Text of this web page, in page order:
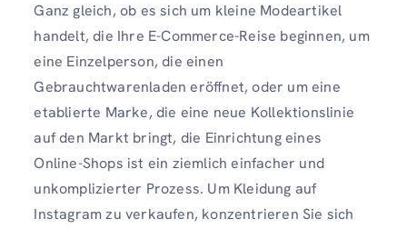
Ganz gleich, ob es sich um kleine Modeartikel
handelt, die Ihre E-Commerce-Reise beginnen, um
eine Einzelperson, die einen
Gebrauchtwarenladen eröffnet, oder um eine
etablierte Marke, die eine neue Kollektionslinie
auf den Markt bringt, die Einrichtung eines
Online-Shops ist ein ziemlich einfacher und
unkomplizierter Prozess. Um Kleidung auf
Instagram zu verkaufen, konzentrieren Sie sich